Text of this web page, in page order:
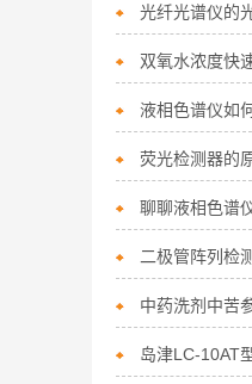
液相色谱仪如
荧光检测器的